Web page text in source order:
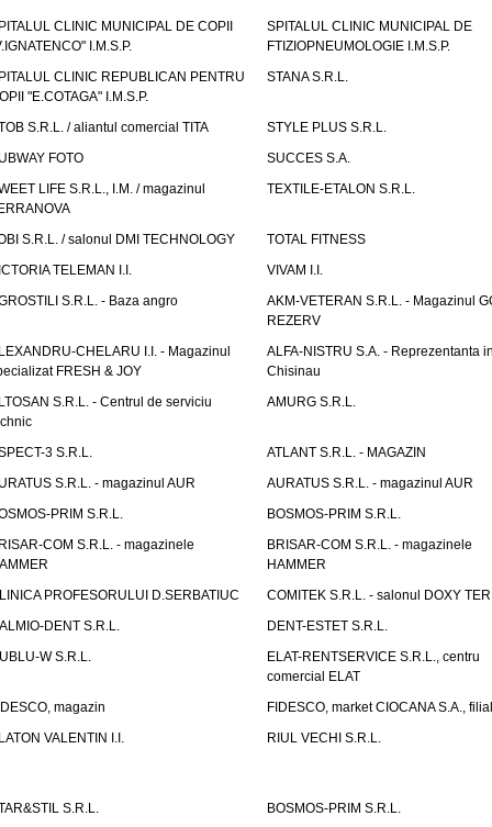
CLINIC MUNICIPAL DE COPII
I.M.S.P.
SPITALUL CLINIC MUNICIPAL DE
FTIZIOPNEUMOLOGIE I.M.S.P.
CLINIC REPUBLICAN PENTRU
"E.COTAGA" I.M.S.P.
STANA S.R.L.
S.R.L. / aliantul comercial TITA
STYLE PLUS S.R.L.
FOTO
SUCCES S.A.
LIFE S.R.L., I.M. / magazinul
TEXTILE-ETALON S.R.L.
S.R.L. / salonul DMI TECHNOLOGY
TOTAL FITNESS
TELEMAN I.I.
VIVAM I.I.
S.R.L. - Baza angro
AKM-VETERAN S.R.L. - Magazinul
REZERV
CHELARU I.I. - Magazinul
FRESH & JOY
ALFA-NISTRU S.A. - Reprezentanta
Chisinau
S.R.L. - Centrul de serviciu
AMURG S.R.L.
3 S.R.L.
ATLANT S.R.L. - MAGAZIN
S.R.L. - magazinul AUR
AURATUS S.R.L. - magazinul AUR
PRIM S.R.L.
BOSMOS-PRIM S.R.L.
COM S.R.L. - magazinele
BRISAR-COM S.R.L. - magazinele
HAMMER
PROFESORULUI D.SERBATIUC
COMITEK S.R.L. - salonul DOXY
DENT S.R.L.
DENT-ESTET S.R.L.
W S.R.L.
ELAT-RENTSERVICE S.R.L., centru
comercial ELAT
magazin
FIDESCO, market CIOCANA S.A.,
VALENTIN I.I.
RIUL VECHI S.R.L.
S.R.L.
BOSMOS-PRIM S.R.L.